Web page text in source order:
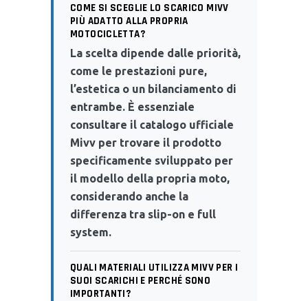
COME SI SCEGLIE LO SCARICO MIVV
PIÙ ADATTO ALLA PROPRIA
MOTOCICLETTA?
La scelta dipende dalle priorità,
come le prestazioni pure,
l’estetica o un bilanciamento di
entrambe. È essenziale
consultare il catalogo ufficiale
Mivv per trovare il prodotto
specificamente sviluppato per
il modello della propria moto,
considerando anche la
differenza tra slip-on e full
system.
QUALI MATERIALI UTILIZZA MIVV PER I
SUOI SCARICHI E PERCHÉ SONO
IMPORTANTI?